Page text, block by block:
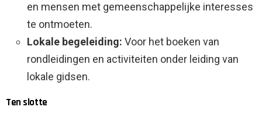
en mensen met gemeenschappelijke interesses
te ontmoeten.
Lokale begeleiding: Voor het boeken van
rondleidingen en activiteiten onder leiding van
lokale gidsen.
Ten slotte